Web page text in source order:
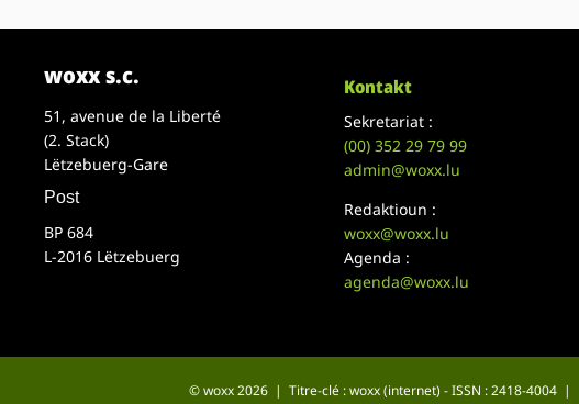
woxx s.c.
51, avenue de la Liberté
(2. Stack)
Lëtzebuerg-Gare
Post
BP 684
L-2016 Lëtzebuerg
Kontakt
Sekretariat :
(00)352 29 79 99
admin@woxx.lu
Redaktioun :
woxx@woxx.lu
Agenda :
agenda@woxx.lu
© woxx 2026 | Titre-clé : woxx (internet) - ISSN : 2418-4004 |